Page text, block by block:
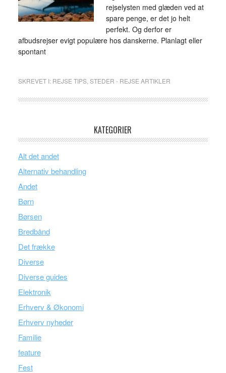
rejselysten med glæden ved at
spare penge, er det jo helt
perfekt. Og derfor er
afbudsrejser evigt populære hos danskerne. Planlagt eller
spontant
SKREVET I: REJSE TIPS, STEDER - REJSE ARTIKLER
KATEGORIER
Alt det andet
Alternativ behandling
Andet
Børn
Børsen
Bredbånd
Det frække
Diverse
Diverse guides
Elektronik
Erhverv & Økonomi
Erhverv nyheder
Familie
feature
Fest